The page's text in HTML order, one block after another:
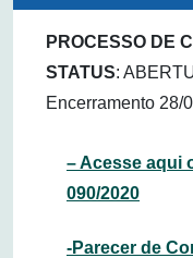
PROCESSO DE
STATUS:
Encerramento 28/
– Acesse aqui
090/2020
-Parecer de